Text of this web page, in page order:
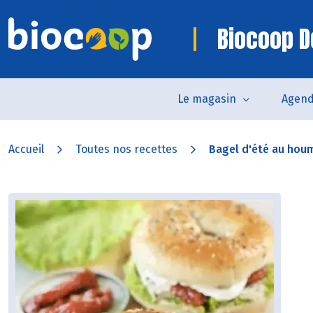
Biocoop
Le magasin
Accueil Toutes nos recettes Bagel d'été au